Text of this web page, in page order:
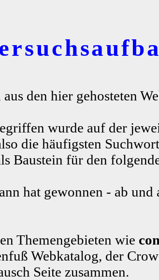
den hier gehosteten
wurde auf der
die häufigsten
Baustein für den
hat gewonnen - ab
Themengebieten wie
Webkatalog, der
Seite zusammen.